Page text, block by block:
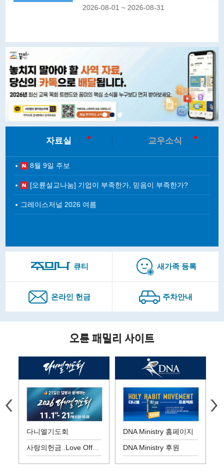
2026-08-01 ~ 2026-08-31
자료실 교우소식
8월 9일 주보
[오륜설교나눔] 기업이 부족한가, 믿음이 부족한가?
그레이스저널 2026 여름
큐티 새가족 등록
온라인 헌금 주차안내
오륜 패밀리 사이트
다니엘기도회
사랑의헌금..Love Offering
DNA Ministry 홈페이지
DNA Ministry 후원